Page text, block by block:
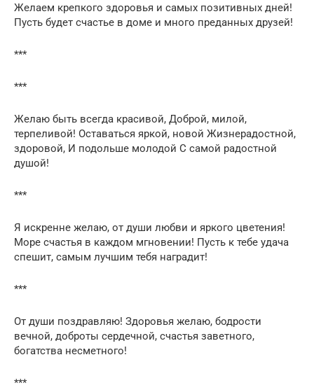
Желаем крепкого здоровья и самых позитивных дней!
Пусть будет счастье в доме и много преданных друзей!
***
***
Желаю быть всегда красивой, Доброй, милой,
терпеливой! Оставаться яркой, новой Жизнерадостной,
здоровой, И подольше молодой С самой радостной
душой!
***
Я искренне желаю, от души любви и яркого цветения!
Море счастья в каждом мгновении! Пусть к тебе удача
спешит, самым лучшим тебя наградит!
***
От души поздравляю! Здоровья желаю, бодрости
вечной, доброты сердечной, счастья заветного,
богатства несметного!
***